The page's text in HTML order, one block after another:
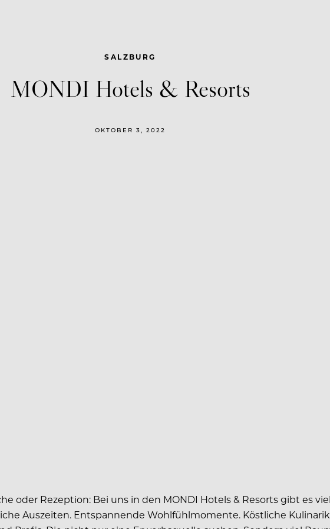
SALZBURG
MONDI Hotels & Resorts
OKTOBER 3, 2022
oder Rezeption: Bei uns in den MONDI Hotels & Resorts gibt es
Auszeiten. Entspannende Wohlfühlmomente. Köstliche